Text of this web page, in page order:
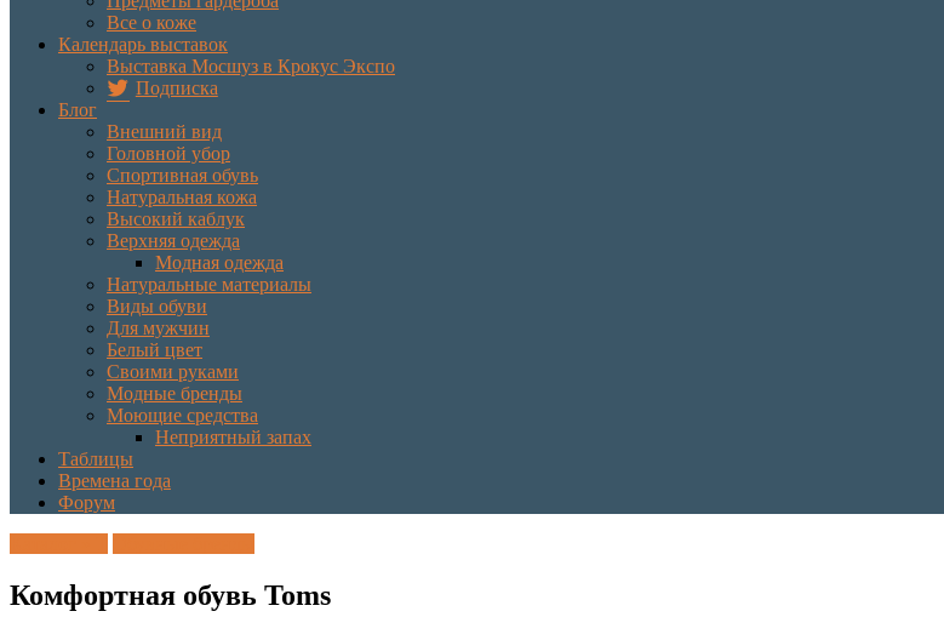
Все о коже
Календарь выставок
Выставка Мосшуз в Крокус Экспо
Подписка
Блог
Внешний вид
Головной убор
Спортивная обувь
Натуральная кожа
Высокий каблук
Верхняя одежда
Модная одежда
Натуральные материалы
Виды обуви
Для мужчин
Белый цвет
Своими руками
Модные бренды
Моющие средства
Неприятный запах
Таблицы
Времена года
Форум
Комфортная обувь Toms